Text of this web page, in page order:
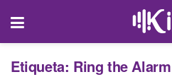
Etiqueta: Ring the Alarm